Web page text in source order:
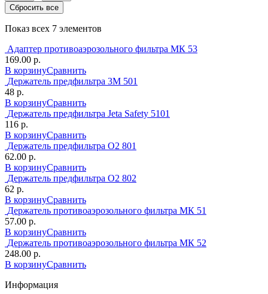
Сбросить все
Показ всех 7 элементов
Адаптер противоаэрозольного фильтра МК 53
169.00 р.
В корзинуСравнить
Держатель предфильтра 3М 501
48 р.
В корзинуСравнить
Держатель предфильтра Jeta Safety 5101
116 р.
В корзинуСравнить
Держатель предфильтра О2 801
62.00 р.
В корзинуСравнить
Держатель предфильтра О2 802
62 р.
В корзинуСравнить
Держатель противоаэрозольного фильтра МК 51
57.00 р.
В корзинуСравнить
Держатель противоаэрозольного фильтра МК 52
248.00 р.
В корзинуСравнить
Информация